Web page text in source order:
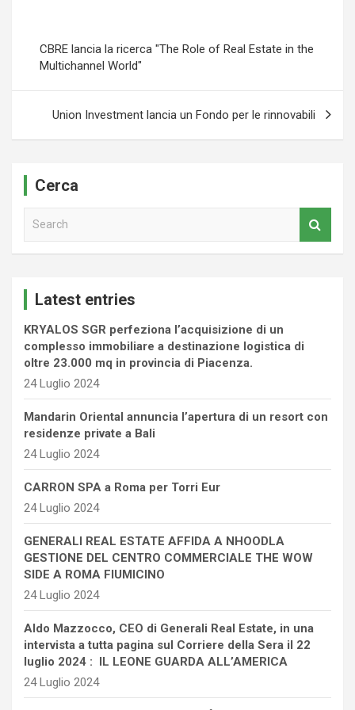
CBRE lancia la ricerca "The Role of Real Estate in the
Multichannel World"
Union Investment lancia un Fondo per le rinnovabili
Cerca
Latest entries
KRYALOS SGR perfeziona l’acquisizione di un
complesso immobiliare a destinazione logistica di
oltre 23.000 mq in provincia di Piacenza.
24 Luglio 2024
Mandarin Oriental annuncia l’apertura di un resort con
residenze private a Bali
24 Luglio 2024
CARRON SPA a Roma per Torri Eur
24 Luglio 2024
GENERALI REAL ESTATE AFFIDA A NHOODLA
GESTIONE DEL CENTRO COMMERCIALE THE WOW
SIDE A ROMA FIUMICINO
24 Luglio 2024
Aldo Mazzocco, CEO di Generali Real Estate, in una
intervista a tutta pagina sul Corriere della Sera il 22
luglio 2024 : IL LEONE GUARDA ALL’AMERICA
24 Luglio 2024